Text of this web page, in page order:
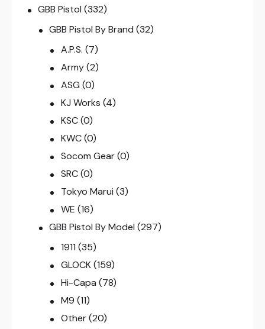
GBB Pistol (332)
GBB Pistol By Brand (32)
A.P.S. (7)
Army (2)
ASG (0)
KJ Works (4)
KSC (0)
KWC (0)
Socom Gear (0)
SRC (0)
Tokyo Marui (3)
WE (16)
GBB Pistol By Model (297)
1911 (35)
GLOCK (159)
Hi-Capa (78)
M9 (11)
Other (20)